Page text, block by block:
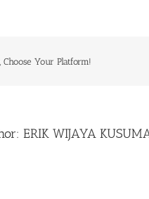
Choose Your Platform!
ERIK WIJAYA